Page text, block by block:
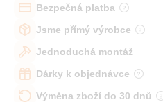
Bezpečná platba
Jsme přímý výrobce
Jednoduchá montáž
Dárky k objednávce
Výměna zboží do 30 dnů